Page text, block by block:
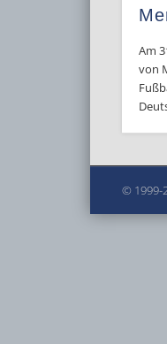
Am
von
© 1999-